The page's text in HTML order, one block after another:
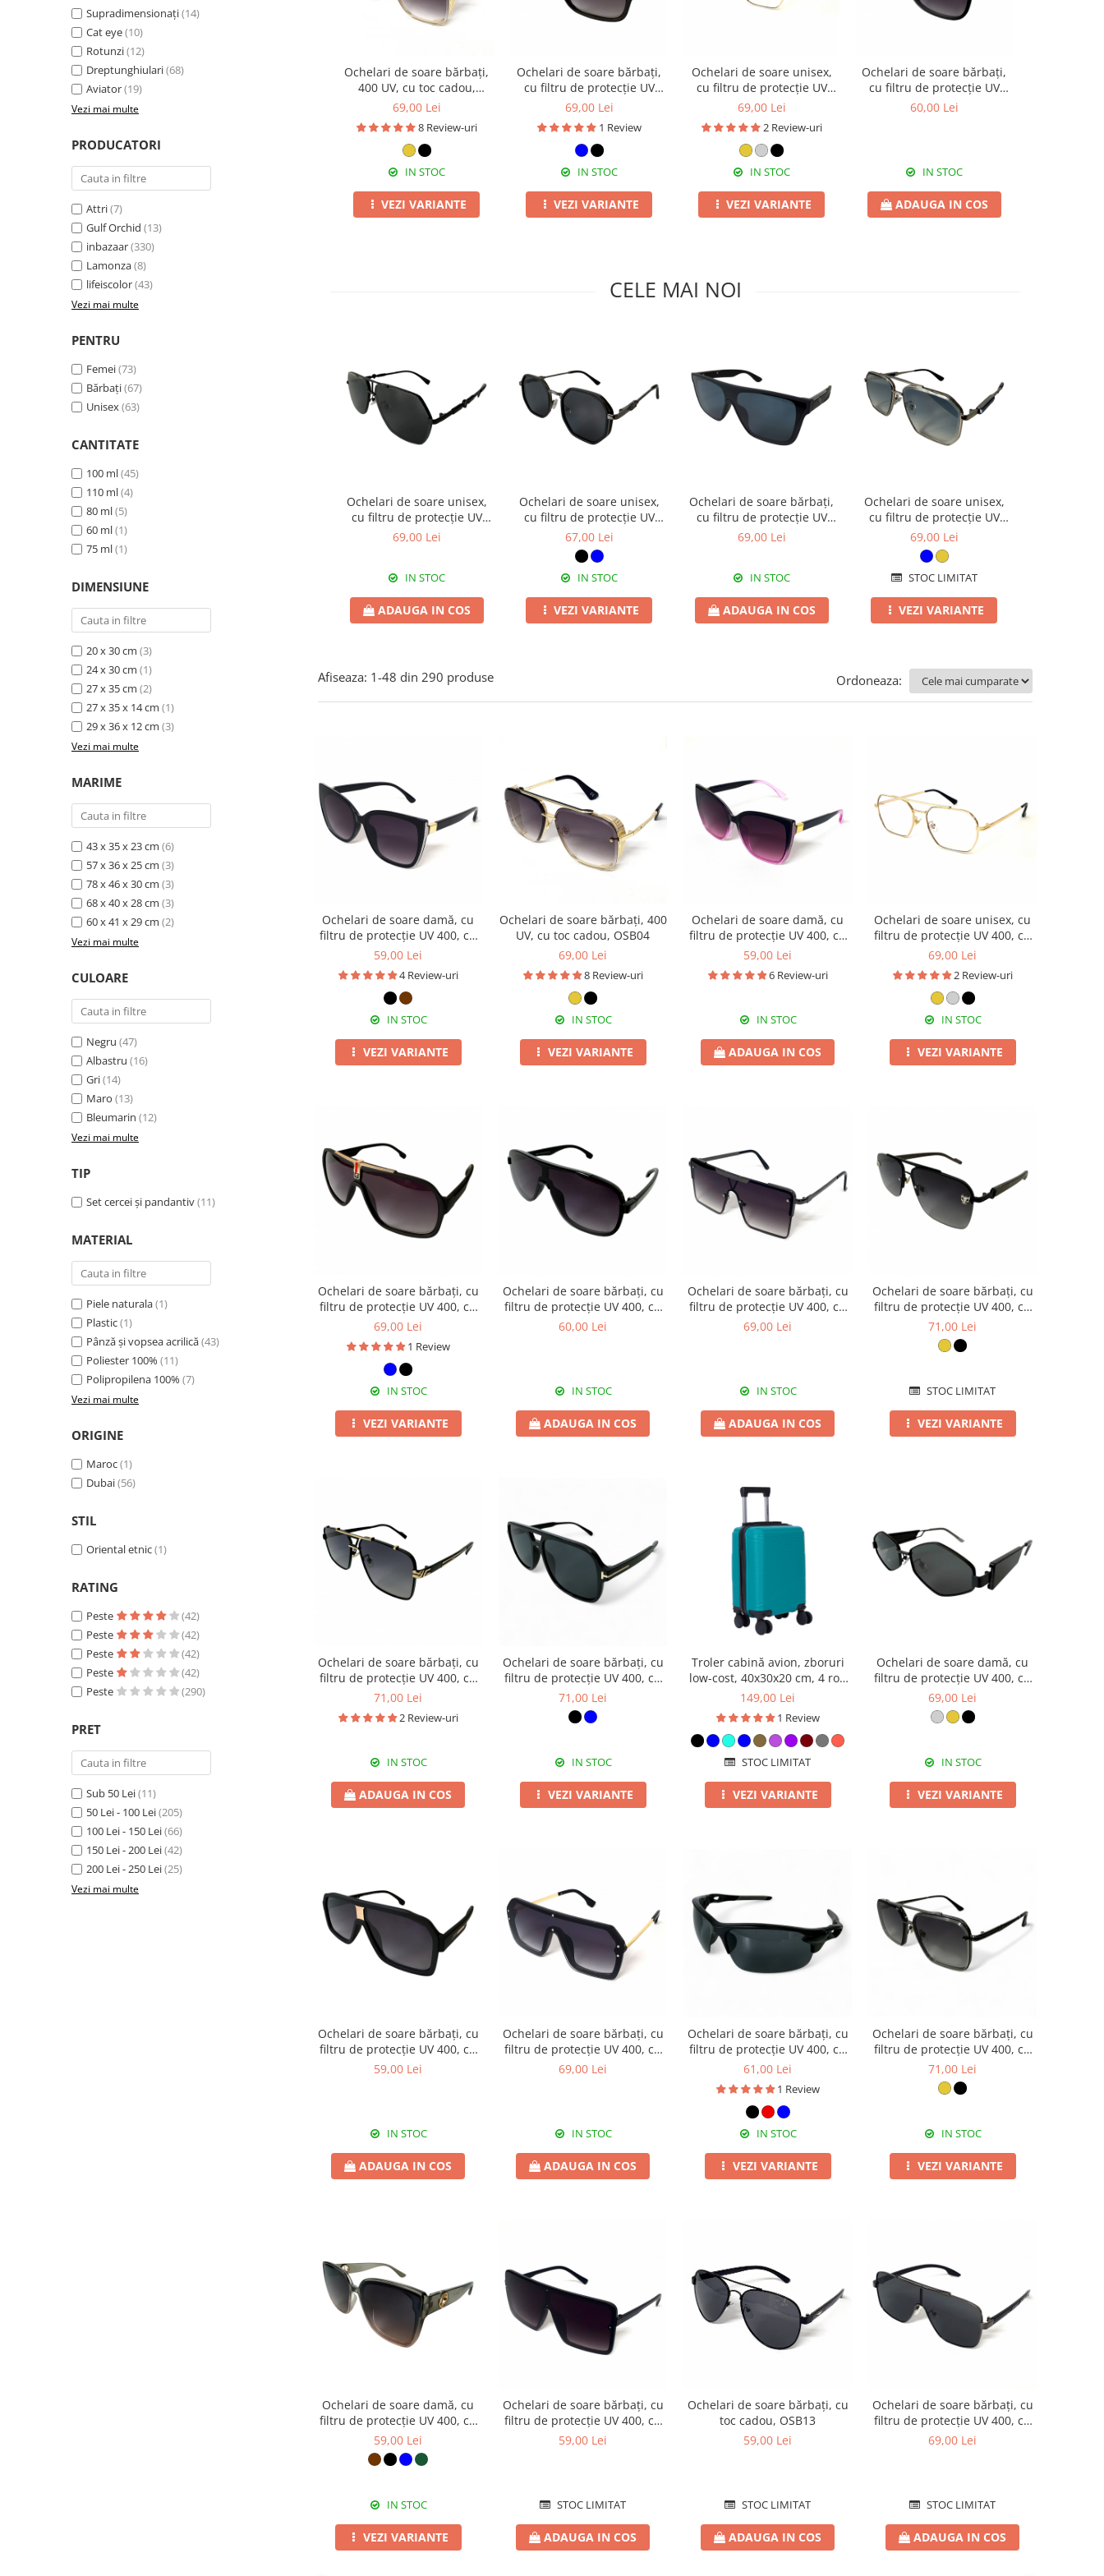
Pilote cu blăniță
Supradimensionați(14)
Cat eye(10)
Rotunzi(12)
Dreptunghiulari(68)
Aviator(19)
Vezi mai multe
PRODUCATORI
Attri(7)
Gulf Orchid (13)
inbazaar(330)
Lamonza(8)
lifeiscolor(43)
Vezi mai multe
PENTRU
Femei(73)
Bărbați(67)
Unisex(63)
CANTITATE
100 ml(45)
110 ml(4)
80 ml(5)
60 ml(1)
75 ml(1)
DIMENSIUNE
20 x 30 cm (3)
24 x 30 cm (1)
27 x 35 cm (2)
27 x 35 x 14 cm (1)
29 x 36 x 12 cm (3)
Vezi mai multe
MARIME
43 x 35 x 23 cm (6)
57 x 36 x 25 cm (3)
78 x 46 x 30 cm (3)
68 x 40 x 28 cm (3)
60 x 41 x 29 cm (2)
Vezi mai multe
CULOARE
Negru (47)
Albastru (16)
Gri(14)
Maro (13)
Bleumarin (12)
Vezi mai multe
TIP
Set cercei și pandantiv(11)
MATERIAL
Piele naturala(1)
Plastic(1)
Pânză și vopsea acrilică(43)
Poliester 100% (11)
Polipropilena 100% (7)
Vezi mai multe
ORIGINE
Maroc(1)
Dubai(56)
STIL
Oriental etnic(1)
RATING
Peste
(42)
Peste
(42)
Peste
(42)
Peste
(42)
Peste
(290)
PRET
Sub 50 Lei(11)
50 Lei - 100 Lei(205)
100 Lei - 150 Lei(66)
150 Lei - 200 Lei(42)
200 Lei - 250 Lei(25)
Vezi mai multe
Ochelari de soare bărbați,
400 UV, cu toc cadou,
OSB04
69,00 Lei
8 Review-uri
IN STOC
VEZI VARIANTE
Ochelari de soare bărbați,
cu filtru de protecție UV
400, cu toc cadou, OSB55
69,00 Lei
1 Review
IN STOC
VEZI VARIANTE
Ochelari de soare unisex,
cu filtru de protecție UV
400, cu toc cadou, OSX25
69,00 Lei
2 Review-uri
IN STOC
VEZI VARIANTE
Ochelari de soare bărbați,
cu filtru de protecție UV
400, cu toc cadou, OSB46
60,00 Lei
IN STOC
ADAUGA IN COS
CELE MAI NOI
Ochelari de soare unisex,
cu filtru de protecție UV
400, cu toc cadou, OSX46
69,00 Lei
IN STOC
ADAUGA IN COS
Ochelari de soare unisex,
cu filtru de protecție UV
400, cu toc cadou, OSX44
67,00 Lei
IN STOC
VEZI VARIANTE
Ochelari de soare bărbați,
cu filtru de protecție UV
400, cu toc cadou, OSB80
69,00 Lei
IN STOC
ADAUGA IN COS
Ochelari de soare unisex,
cu filtru de protecție UV
400, cu toc cadou, OSX47
69,00 Lei
STOC LIMITAT
VEZI VARIANTE
Afiseaza: 1-48 din 290 produse Ordoneaza:
Ochelari de soare damă, cu
filtru de protecție UV 400, cu
toc cadou, OSD36
59,00 Lei
4 Review-uri
IN STOC
VEZI VARIANTE
Ochelari de soare bărbați, 400
UV, cu toc cadou, OSB04
69,00 Lei
8 Review-uri
IN STOC
VEZI VARIANTE
Ochelari de soare damă, cu
filtru de protecție UV 400, cu
toc cadou, OSD06
59,00 Lei
6 Review-uri
IN STOC
ADAUGA IN COS
Ochelari de soare unisex, cu
filtru de protecție UV 400, cu
toc cadou, OSX25
69,00 Lei
2 Review-uri
IN STOC
VEZI VARIANTE
Ochelari de soare bărbați, cu
filtru de protecție UV 400, cu
toc cadou, OSB55
69,00 Lei
1 Review
IN STOC
VEZI VARIANTE
Ochelari de soare bărbați, cu
filtru de protecție UV 400, cu
toc cadou, OSB46
60,00 Lei
IN STOC
ADAUGA IN COS
Ochelari de soare bărbați, cu
filtru de protecție UV 400, cu
toc cadou, OSB18
69,00 Lei
IN STOC
ADAUGA IN COS
Ochelari de soare bărbați, cu
filtru de protecție UV 400, cu
toc cadou, OSB43
71,00 Lei
STOC LIMITAT
VEZI VARIANTE
Ochelari de soare bărbați, cu
filtru de protecție UV 400, cu
toc cadou, OSB44
71,00 Lei
2 Review-uri
IN STOC
ADAUGA IN COS
Ochelari de soare bărbați, cu
filtru de protecție UV 400, cu
toc cadou, OSB59
71,00 Lei
IN STOC
VEZI VARIANTE
Troler cabină avion, zboruri
low-cost, 40x30x20 cm, 4 roți
detașabile, ABS, diverse culori
149,00 Lei
1 Review
STOC LIMITAT
VEZI VARIANTE
Ochelari de soare damă, cu
filtru de protecție UV 400, cu
toc cadou, OSD97
69,00 Lei
IN STOC
VEZI VARIANTE
Ochelari de soare bărbați, cu
filtru de protecție UV 400, cu
toc cadou, OSB79
59,00 Lei
IN STOC
ADAUGA IN COS
Ochelari de soare bărbați, cu
filtru de protecție UV 400, cu
toc cadou, OSB20
69,00 Lei
IN STOC
ADAUGA IN COS
Ochelari de soare bărbați, cu
filtru de protecție UV 400, cu
toc cadou, OSB56
61,00 Lei
1 Review
IN STOC
VEZI VARIANTE
Ochelari de soare bărbați, cu
filtru de protecție UV 400, cu
toc cadou, OSB63
71,00 Lei
IN STOC
VEZI VARIANTE
Ochelari de soare damă, cu
filtru de protecție UV 400, cu
toc cadou, OSD105
59,00 Lei
IN STOC
VEZI VARIANTE
Ochelari de soare bărbați, cu
filtru de protecție UV 400, cu
toc cadou, OSB10
59,00 Lei
STOC LIMITAT
ADAUGA IN COS
Ochelari de soare bărbați, cu
toc cadou, OSB13
59,00 Lei
STOC LIMITAT
ADAUGA IN COS
Ochelari de soare bărbați, cu
filtru de protecție UV 400, cu
toc cadou, OSB26
69,00 Lei
STOC LIMITAT
ADAUGA IN COS